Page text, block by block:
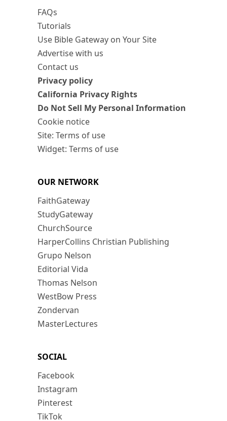
FAQs
Tutorials
Use Bible Gateway on Your Site
Advertise with us
Contact us
Privacy policy
California Privacy Rights
Do Not Sell My Personal Information
Cookie notice
Site: Terms of use
Widget: Terms of use
OUR NETWORK
FaithGateway
StudyGateway
ChurchSource
HarperCollins Christian Publishing
Grupo Nelson
Editorial Vida
Thomas Nelson
WestBow Press
Zondervan
MasterLectures
SOCIAL
Facebook
Instagram
Pinterest
TikTok